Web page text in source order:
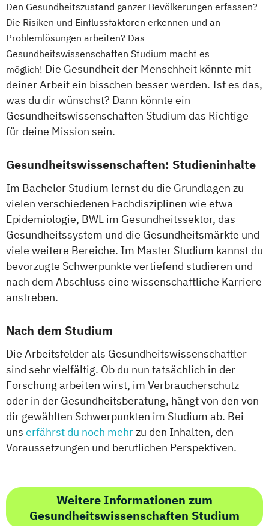
Physician Assistant
Physiotherapie
Psychologie
Psychologie mit Schwerpunkt Klinische
Psychologie und Psychologisches
Empowerment
Psychosoziale Beratung in Sozialer Arbeit
Soziale Arbeit
Soziale Arbeit Duales Studium
Sozialmanagement
Den Gesundheitszustand ganzer Bevölkerungen erfassen?
Die Risiken und Einflussfaktoren erkennen und an
Problemlösungen arbeiten? Das
Gesundheitswissenschaften Studium macht es
möglich! Die Gesundheit der Menschheit könnte mit
deiner Arbeit ein bisschen besser werden. Ist es das,
was du dir wünschst? Dann könnte ein
Gesundheitswissenschaften Studium das Richtige
für deine Mission sein.
Gesundheitswissenschaften: Studieninhalte
Im Bachelor Studium lernst du die Grundlagen zu
vielen verschiedenen Fachdisziplinen wie etwa
Epidemiologie, BWL im Gesundheitssektor, das
Gesundheitssystem und die Gesundheitsmärkte und
viele weitere Bereiche. Im Master Studium kannst du
bevorzugte Schwerpunkte vertiefend studieren und
nach dem Abschluss eine wissenschaftliche Karriere
anstreben.
Nach dem Studium
Die Arbeitsfelder als Gesundheitswissenschaftler
sind sehr vielfältig. Ob du nun tatsächlich in der
Forschung arbeiten wirst, im Verbraucherschutz
oder in der Gesundheitsberatung, hängt von den von
dir gewählten Schwerpunkten im Studium ab. Bei
uns erfährst du noch mehrzu den Inhalten, den
Voraussetzungen und beruflichen Perspektiven.
Weitere Informationen zum
Gesundheitswissenschaften Studium